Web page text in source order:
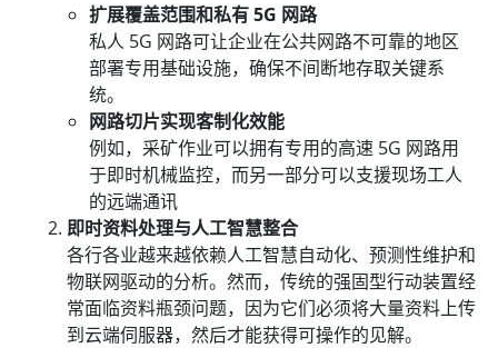
扩展覆盖范围和私有 5G 网路
私人 5G 网路可让企业在公共网路不可靠的地区
部署专用基础设施，确保不间断地存取关键系
统。
网路切片实现客制化效能
例如，采矿作业可以拥有专用的高速 5G 网路用
于即时机械监控，而另一部分可以支援现场工人
的远端通讯
即时资料处理与人工智慧整合
各行各业越来越依赖人工智慧自动化、预测性维护和
物联网驱动的分析。然而，传统的强固型行动装置经
常面临资料瓶颈问题，因为它们必须将大量资料上传
到云端伺服器，然后才能获得可操作的见解。